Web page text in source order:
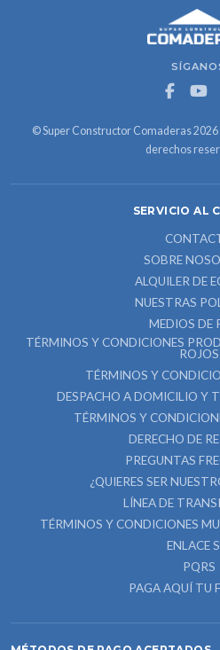
© Super Constructor Comaderas 2026
derechos
SERVICIO AL
SOBRE
ALQUILER DE
NUESTRAS
MEDIOS DE
TÉRMINOS Y CONDICIONES
ROJOS
TÉRMINOS Y
DESPACHO A DOMICILIO Y
TÉRMINOS Y
DERECHO DE
PREGUNTAS
¿QUIERES SER
LÍNEA DE
TÉRMINOS Y CONDICIONES
ENLACE
PQRS
PAGA AQUÍ TU